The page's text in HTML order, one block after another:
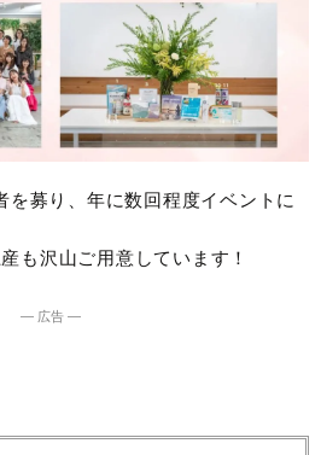
募り、年に数回程度イベントに
も沢山ご用意しています！
― 広告 ―